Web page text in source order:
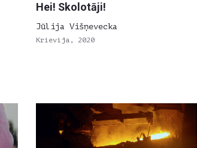
Hei! Skolotāji!
Jūlija Višņevecka
Krievija, 2020